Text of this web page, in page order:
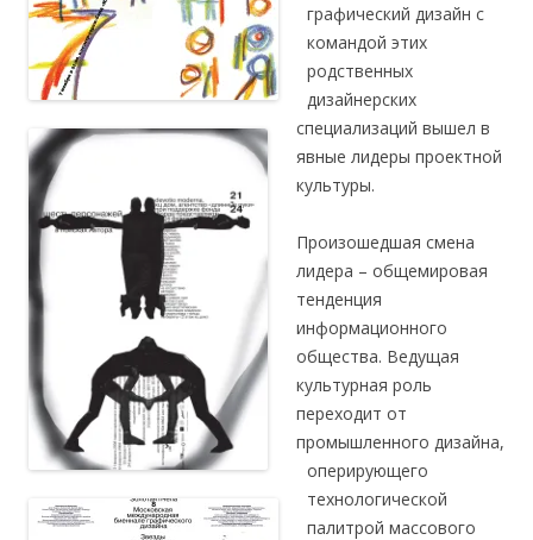
графический дизайн с
командой этих
родственных
дизайнерских
специализаций вышел в
явные лидеры проектной
культуры.
Произошедшая смена
лидера – общемировая
тенденция
информационного
общества. Ведущая
культурная роль
переходит от
промышленного дизайна,
оперирующего
технологической
палитрой массового